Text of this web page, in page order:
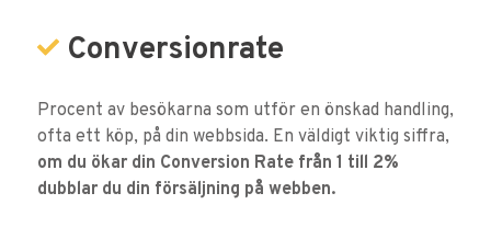
Conversionrate
Procent av besökarna som utför en önskad handling,
ofta ett köp, på din webbsida. En väldigt viktig siffra,
om du ökar din Conversion Rate från 1 till 2%
dubblar du din försäljning på webben.